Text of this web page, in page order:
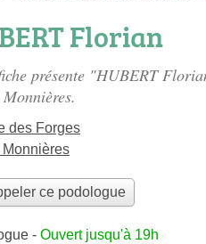
Florian
présente "HUBERT
des Forges
ce podologue
- Ouvert jusqu'à 19h